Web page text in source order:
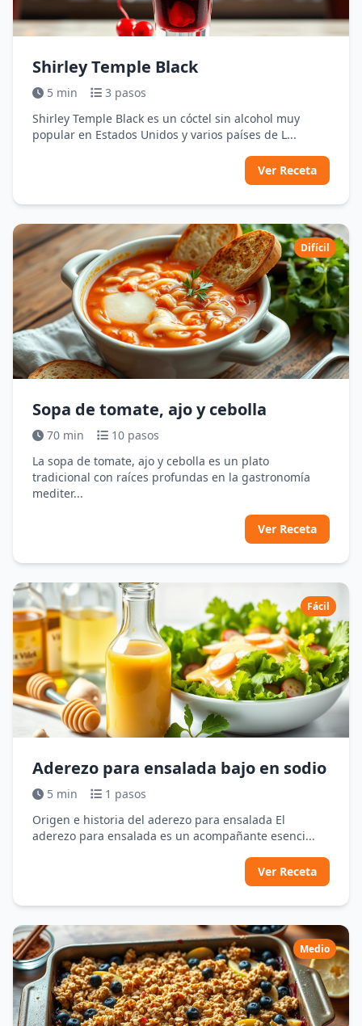
Shirley Temple Black
5 min
3 pasos
Shirley Temple Black es un cóctel sin alcohol muy
popular en Estados Unidos y varios países de L...
Ver Receta
Difícil
Sopa de tomate, ajo y cebolla
70 min
10 pasos
La sopa de tomate, ajo y cebolla es un plato
tradicional con raíces profundas en la gastronomía
mediter...
Ver Receta
Fácil
Aderezo para ensalada bajo en sodio
5 min
1 pasos
Origen e historia del aderezo para ensalada El
aderezo para ensalada es un acompañante esenci...
Ver Receta
Medio